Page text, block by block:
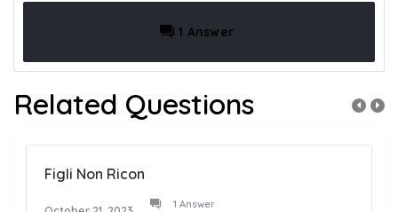
1 Answer
Related Questions
Figli Non Ricon
1 Answer